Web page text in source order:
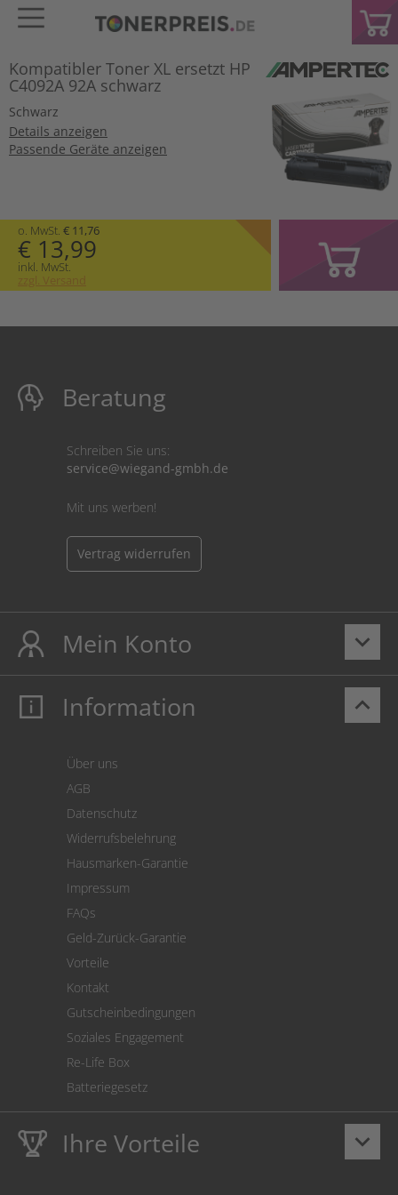
Kompatibler Toner XL ersetzt HP
C4092A 92A schwarz
Schwarz
Details anzeigen
Passende Geräte anzeigen
o. MwSt. € 11,76
€ 13,99
inkl. MwSt.
zzgl. Versand
Beratung
Schreiben Sie uns:
service@wiegand-gmbh.de
Mit uns werben!
Vertrag widerrufen
keyboard_arrow_down
Mein Konto
Mein Konto
Cookie Einstellungen
keyboard_arrow_up
Information
Über uns
AGB
Datenschutz
Widerrufsbelehrung
Hausmarken-Garantie
Impressum
FAQs
Geld-Zurück-Garantie
Vorteile
Kontakt
Gutscheinbedingungen
Soziales Engagement
Re-Life Box
Batteriegesetz
keyboard_arrow_down
Ihre Vorteile